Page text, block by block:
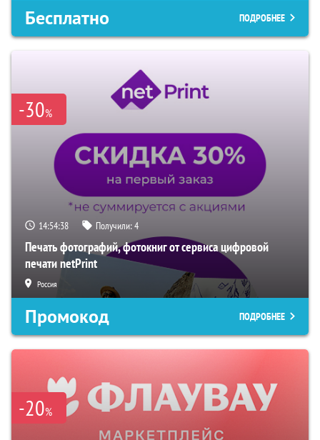
Бесплатно ПОДРОБНЕЕ
-30%
14:54:37 Получили:4
Печать фотографий, фотокниг от сервиса цифровой
печати netPrint
Россия
Промокод ПОДРОБНЕЕ
-20%